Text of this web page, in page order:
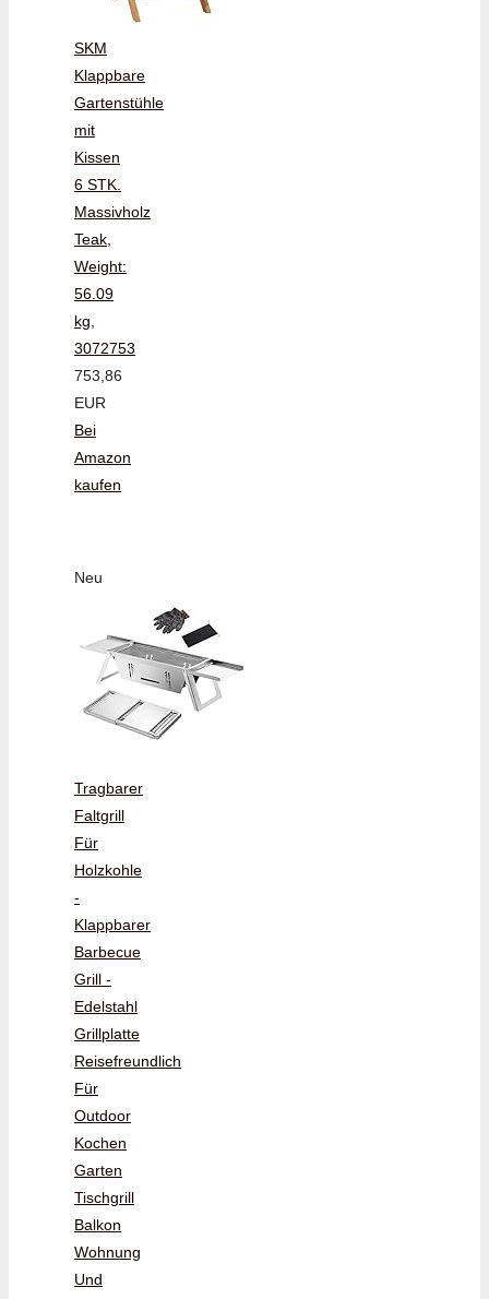
SKM
Klappbare
Gartenstühle
mit
Kissen
6 STK.
Massivholz
Teak,
Weight:
56.09
kg,
3072753
753,86
EUR
Bei
Amazon
kaufen
Neu
Tragbarer
Faltgrill
Für
Holzkohle
-
Klappbarer
Barbecue
Grill -
Edelstahl
Grillplatte
Reisefreundlich
Für
Outdoor
Kochen
Garten
Tischgrill
Balkon
Wohnung
Und